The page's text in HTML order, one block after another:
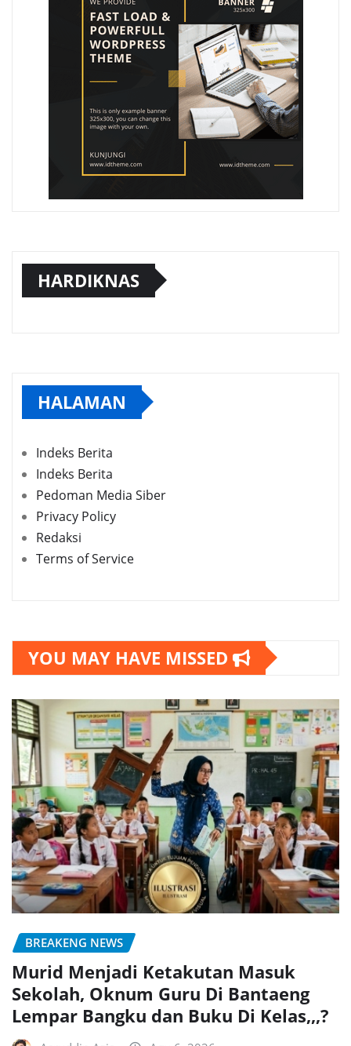
HARDIKNAS
HALAMAN
Indeks Berita
Indeks Berita
Pedoman Media Siber
Privacy Policy
Redaksi
Terms of Service
YOU MAY HAVE MISSED
BREAKENG NEWS
Murid Menjadi Ketakutan Masuk
Sekolah, Oknum Guru Di Bantaeng
Lempar Bangku dan Buku Di Kelas,,,?